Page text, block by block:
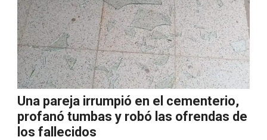
Una pareja irrumpió en el cementerio,
profanó tumbas y robó las ofrendas de
los fallecidos